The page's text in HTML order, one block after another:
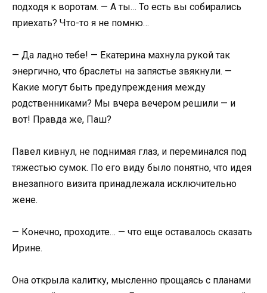
подходя к воротам. — А ты… То есть вы собирались
приехать? Что-то я не помню…
— Да ладно тебе! — Екатерина махнула рукой так
энергично, что браслеты на запястье звякнули. —
Какие могут быть предупреждения между
родственниками? Мы вчера вечером решили — и
вот! Правда же, Паш?
Павел кивнул, не поднимая глаз, и переминался под
тяжестью сумок. По его виду было понятно, что идея
внезапного визита принадлежала исключительно
жене.
— Конечно, проходите… — что еще оставалось сказать
Ирине.
Она открыла калитку, мысленно прощаясь с планами